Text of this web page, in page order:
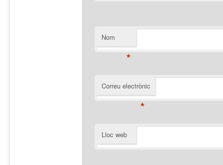
Nom
*
Correu electrònic
*
Lloc web